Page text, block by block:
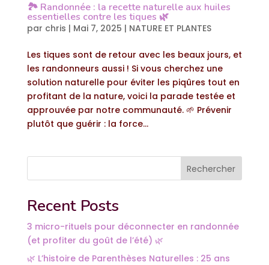
🏞️ Randonnée : la recette naturelle aux huiles
essentielles contre les tiques 🌿
par chris | Mai 7, 2025 | NATURE ET PLANTES
Les tiques sont de retour avec les beaux jours, et
les randonneurs aussi ! Si vous cherchez une
solution naturelle pour éviter les piqûres tout en
profitant de la nature, voici la parade testée et
approuvée par notre communauté. 🌱 Prévenir
plutôt que guérir : la force...
Rechercher
Recent Posts
3 micro-rituels pour déconnecter en randonnée
(et profiter du goût de l’été) 🌿
🌿 L’histoire de Parenthèses Naturelles : 25 ans